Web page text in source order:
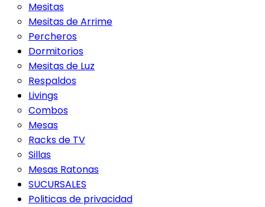
Mesitas
Mesitas de Arrime
Percheros
Dormitorios
Mesitas de Luz
Respaldos
Livings
Combos
Mesas
Racks de TV
Sillas
Mesas Ratonas
SUCURSALES
Politicas de privacidad